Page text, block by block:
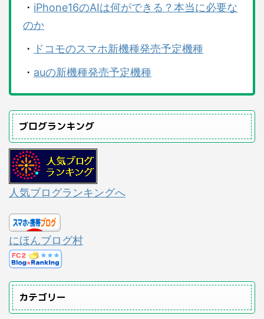
・ iPhone16のAIは何ができる？本当に必要な
のか
・
ドコモのスマホ新機種発売予定機種
・ auの新機種発売予定機種
ブログランキング
人気ブログランキングへ
にほんブログ村
カテゴリー